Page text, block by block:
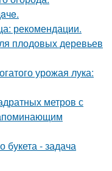
рекомендации.
плодовых деревьев
урожая лука:
метров с
букета - задача